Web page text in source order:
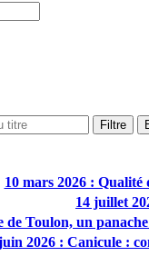
Filtre
10 mars 2026 : Qualité
14 juillet
de Toulon, un
2026 : Canicule :